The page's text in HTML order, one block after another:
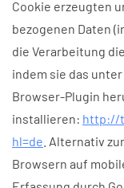
Cookie erzeugten
bezogenen Daten
die Verarbeitung
indem sie das
Browser-Plugin
installieren: http://
hl=de . Alternativ
Browsern auf